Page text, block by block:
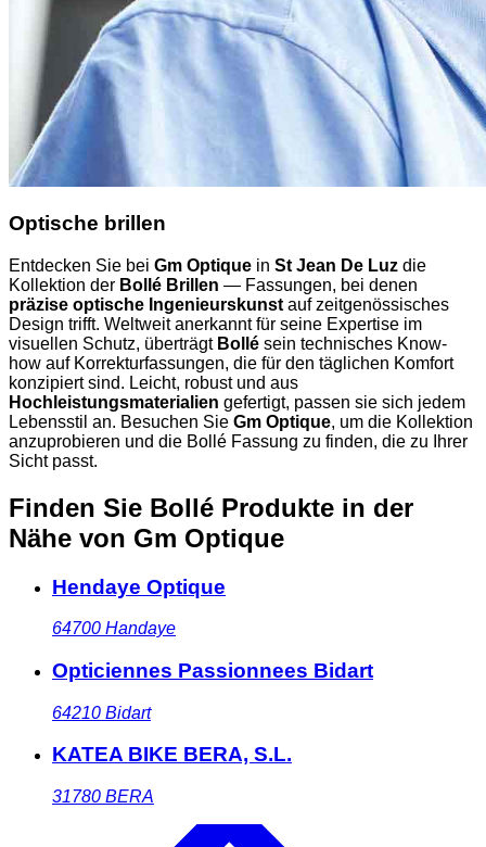
Optische brillen
Entdecken Sie bei Gm Optique in St Jean De Luz die
Kollektion der Bollé Brillen — Fassungen, bei denen
präzise optische Ingenieurskunst auf zeitgenössisches
Design trifft. Weltweit anerkannt für seine Expertise im
visuellen Schutz, überträgt Bollé sein technisches Know-
how auf Korrekturfassungen, die für den täglichen Komfort
konzipiert sind. Leicht, robust und aus
Hochleistungsmaterialien gefertigt, passen sie sich jedem
Lebensstil an. Besuchen Sie Gm Optique, um die Kollektion
anzuprobieren und die Bollé Fassung zu finden, die zu Ihrer
Sicht passt.
Finden Sie Bollé Produkte in der
Nähe von Gm Optique
Hendaye Optique
64700 Handaye
Opticiennes Passionnees Bidart
64210 Bidart
KATEA BIKE BERA, S.L.
31780 BERA